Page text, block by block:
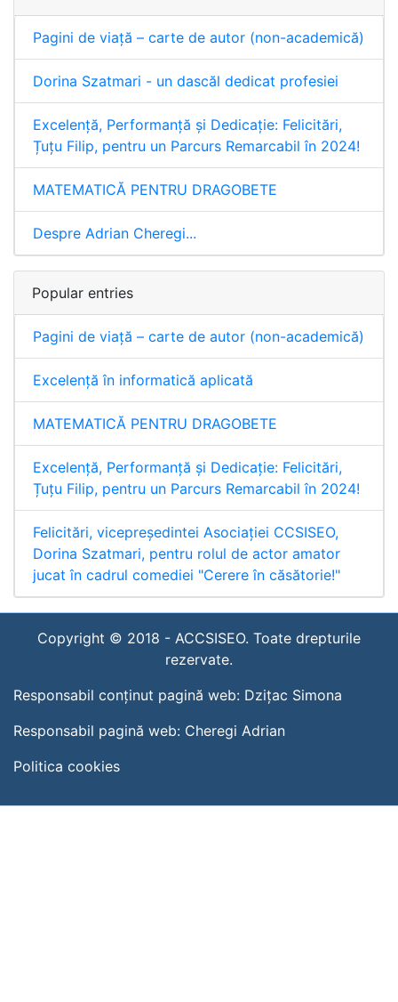
Pagini de viață – carte de autor (non-academică)
Dorina Szatmari - un dascăl dedicat profesiei
Excelență, Performanță și Dedicație: Felicitări,
Țuțu Filip, pentru un Parcurs Remarcabil în 2024!
MATEMATICĂ PENTRU DRAGOBETE
Despre Adrian Cheregi...
Popular entries
Pagini de viață – carte de autor (non-academică)
Excelență în informatică aplicată
MATEMATICĂ PENTRU DRAGOBETE
Excelență, Performanță și Dedicație: Felicitări,
Țuțu Filip, pentru un Parcurs Remarcabil în 2024!
Felicitări, vicepreședintei Asociației CCSISEO,
Dorina Szatmari, pentru rolul de actor amator
jucat în cadrul comediei "Cerere în căsătorie!"
Copyright © 2018 - ACCSISEO. Toate drepturile
rezervate.
Responsabil conținut pagină web: Dzițac Simona
Responsabil pagină web: Cheregi Adrian
Politica cookies